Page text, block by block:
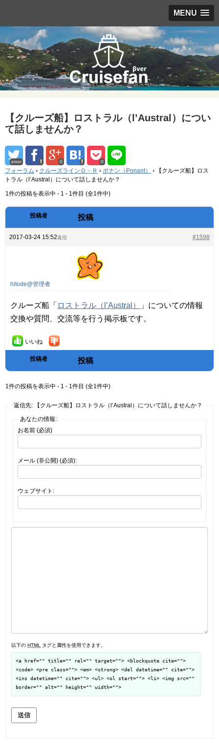
MENU
【クルーズ船】ロストラル（l’Austral）につい
て話しませんか？
error 0 0
フォーラム › クルーズラインＯ－Ｒ › ポナン（Ponant） ›
【クルーズ船】ロス
トラル（l’Austral）について話しませんか？
1件の投稿を表示中 - 1 - 1件目 (全1件中)
投稿者 投稿
2017-03-24 15:52 #1598
返信
hitode@管理者
クルーズ船「 ロストラル（l’Austral）
」についての情報
交換や質問、交流等を行う掲示板です。
いいね
投稿者 投稿
1件の投稿を表示中 - 1 - 1件目 (全1件中)
返信先: 【クルーズ船】ロストラル（l’Austral）について話しませんか？
あなたの情報:
お名前 (必須)
メール (非公開) (必須):
ウェブサイト:
以下の HTML タグと属性を使用できます。
<a href="" title="" rel="" target=""> <blockquote cite="">
<code> <pre class=""> <em> <strong> <del datetime="" cite="">
<ins datetime="" cite=""> <ul> <ol start=""> <li> <img src=""
border="" alt="" height="" width="">
送信